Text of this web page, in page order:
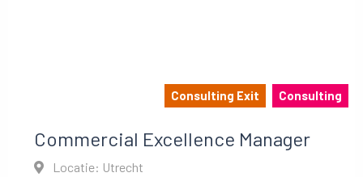
Consulting Exit Consulting
Commercial Excellence Manager
Locatie: Utrecht